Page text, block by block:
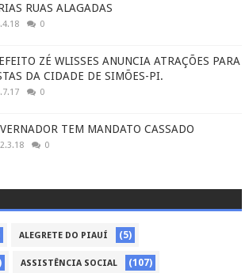
RUAS ALAGADAS
0
ZÉ WLISSES ANUNCIA ATRAÇÕES PARA
DA CIDADE DE SIMÕES-PI.
0
TEM MANDATO CASSADO
0
ALEGRETE DO PIAUÍ (5)
ASSISTÊNCIA SOCIAL (107)